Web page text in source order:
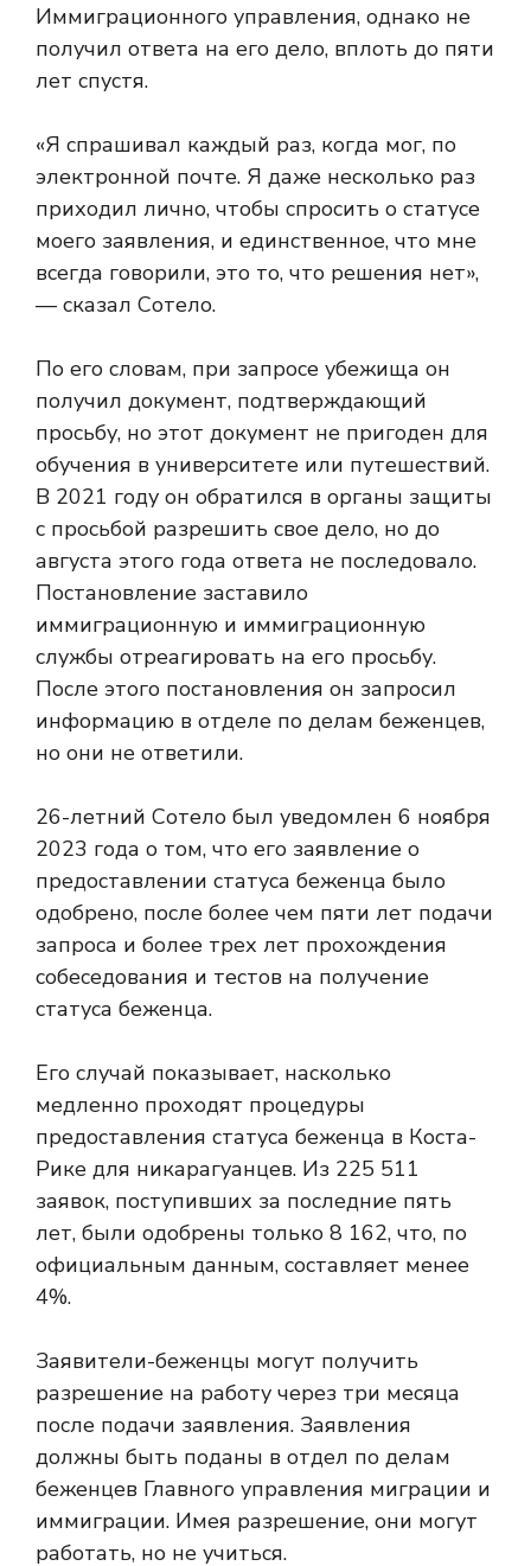
Иммиграционного управления, однако не
получил ответа на его дело, вплоть до пяти
лет спустя.
«Я спрашивал каждый раз, когда мог, по
электронной почте. Я даже несколько раз
приходил лично, чтобы спросить о статусе
моего заявления, и единственное, что мне
всегда говорили, это то, что решения нет»,
— сказал Сотело.
По его словам, при запросе убежища он
получил документ, подтверждающий
просьбу, но этот документ не пригоден для
обучения в университете или путешествий.
В 2021 году он обратился в органы защиты
с просьбой разрешить свое дело, но до
августа этого года ответа не последовало.
Постановление заставило
иммиграционную и иммиграционную
службы отреагировать на его просьбу.
После этого постановления он запросил
информацию в отделе по делам беженцев,
но они не ответили.
26-летний Сотело был уведомлен 6 ноября
2023 года о том, что его заявление о
предоставлении статуса беженца было
одобрено, после более чем пяти лет подачи
запроса и более трех лет прохождения
собеседования и тестов на получение
статуса беженца.
Его случай показывает, насколько
медленно проходят процедуры
предоставления статуса беженца в Коста-
Рике для никарагуанцев. Из 225 511
заявок, поступивших за последние пять
лет, были одобрены только 8 162, что, по
официальным данным, составляет менее
4%.
Заявители-беженцы могут получить
разрешение на работу через три месяца
после подачи заявления. Заявления
должны быть поданы в отдел по делам
беженцев Главного управления миграции и
иммиграции. Имея разрешение, они могут
работать, но не учиться.